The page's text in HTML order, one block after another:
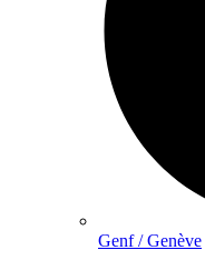
Genf / Genève